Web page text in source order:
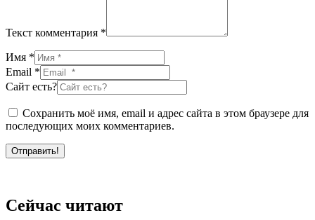
Текст комментария *
Имя *
Email *
Сайт есть?
Сохранить моё имя, email и адрес сайта в этом браузере для
последующих моих комментариев.
Отправить!
Сейчас читают